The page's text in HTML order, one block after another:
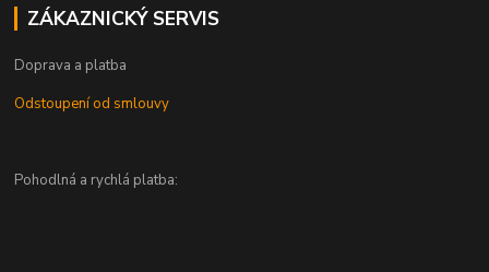
ZÁKAZNICKÝ SERVIS
Doprava a platba
Odstoupení od smlouvy
Pohodlná a rychlá platba: